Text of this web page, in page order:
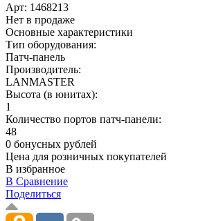
Арт: 1468213
Нет в продаже
Основные характеристики
Тип оборудования:
Патч-панель
Производитель:
LANMASTER
Высота (в юнитах):
1
Количество портов патч-панели:
48
0 бонусных рублей
Цена для розничных покупателей
В избранное
В Сравнение
Поделиться